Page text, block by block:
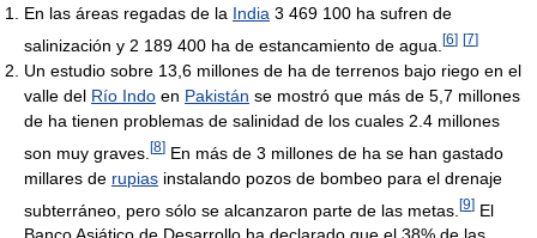
En las áreas regadas de la India 3 469 100 ha sufren de
salinización y 2 189 400 ha de estancamiento de agua. [6] [7]
Un estudio sobre 13,6 millones de ha de terrenos bajo riego en el
valle del Río Indo en Pakistán se mostró que más de 5,7 millones
de ha tienen problemas de salinidad de los cuales 2.4 millones
son muy graves. [8] En más de 3 millones de ha se han gastado
millares de rupias instalando pozos de bombeo para el drenaje
subterráneo, pero sólo se alcanzaron parte de las metas. [9] El